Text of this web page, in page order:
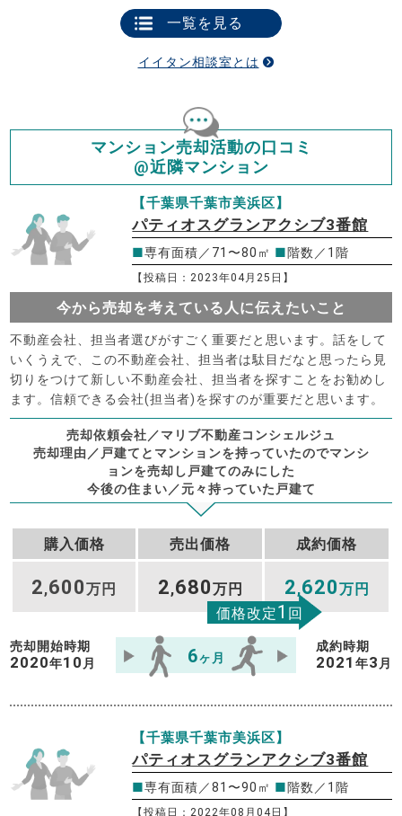
一覧を見る
イイタン相談室とは
マンション売却活動の口コミ
@近隣マンション
【千葉県千葉市美浜区】
パティオスグランアクシブ3番館
■専有面積／71〜80㎡ ■階数／1階
【投稿日：2023年04月25日】
今から売却を考えている人に伝えたいこと
不動産会社、担当者選びがすごく重要だと思います。話をして
いくうえで、この不動産会社、担当者は駄目だなと思ったら見
切りをつけて新しい不動産会社、担当者を探すことをお勧めし
ます。信頼できる会社(担当者)を探すのが重要だと思います。
売却依頼会社／マリブ不動産コンシェルジュ
売却理由／戸建てとマンションを持っていたのでマンシ
ョンを売却し戸建てのみにした
今後の住まい／元々持っていた戸建て
購入価格 売出価格 成約価格
2,600万円 2,680万円 2,620万円
価格改定1 回
売却開始時期
2020年10 月 6ヶ月
成約時期
2021 年3 月
【千葉県千葉市美浜区】
パティオスグランアクシブ3番館
■専有面積／81〜90㎡ ■階数／1階
【投稿日：2022年08月04日】